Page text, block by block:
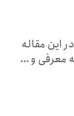
این مقاله
معرفی و ...